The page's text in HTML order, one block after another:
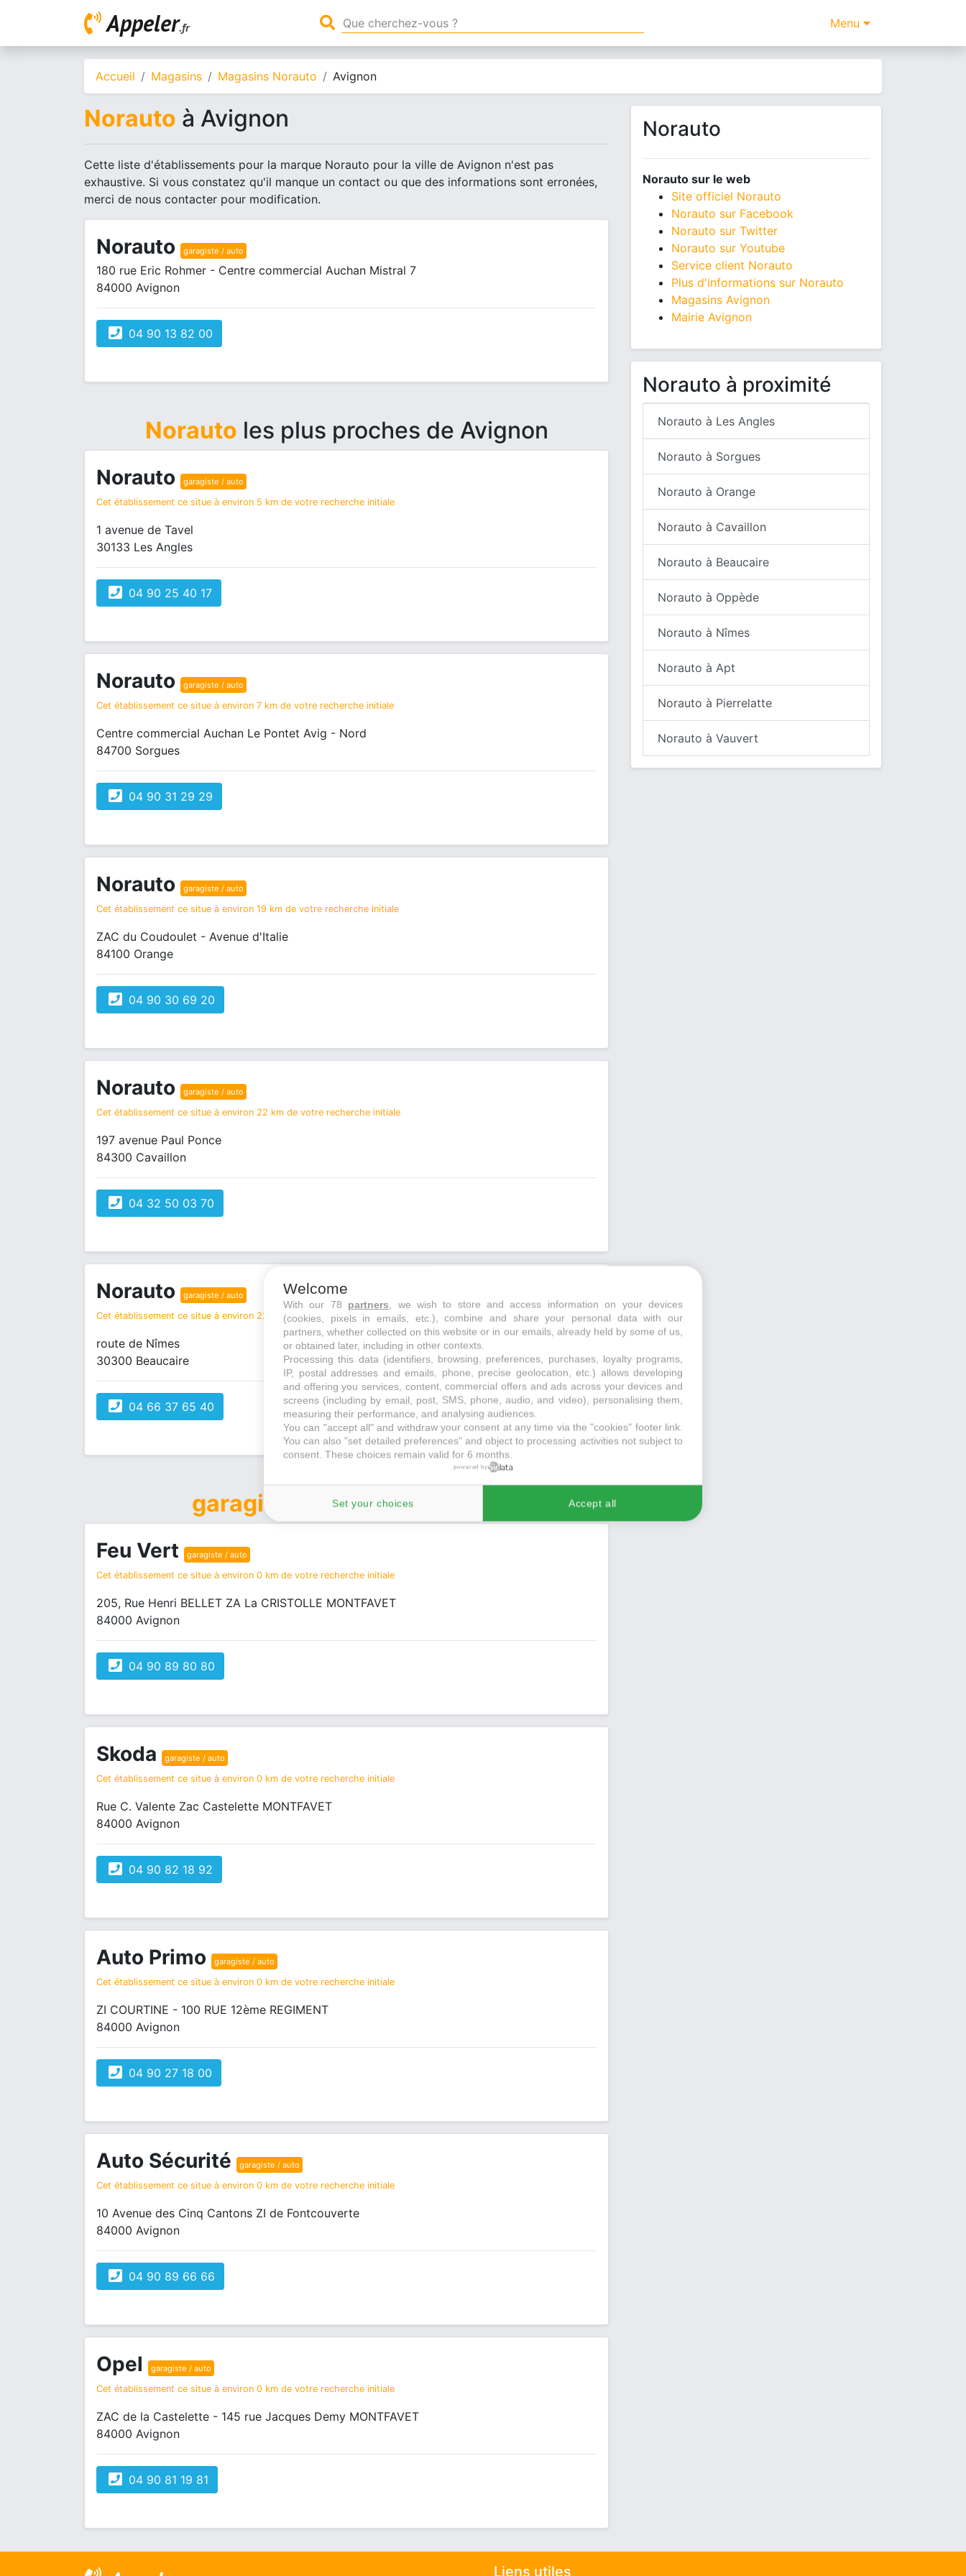
Appeler.fr Menu
Accueil Magasins Magasins Norauto Avignon
Norauto à Avignon
Cette liste d'établissements pour la marque Norauto pour la ville de Avignon n'est pas
exhaustive. Si vous constatez qu'il manque un contact ou que des informations sont erronées,
merci de nous contacter pour modification.
Norauto garagiste / auto
180 rue Eric Rohmer - Centre commercial Auchan Mistral 7
84000 Avignon
04 90 13 82 00
Norauto les plus proches de Avignon
Norauto garagiste / auto
Cet établissement ce situe à environ 5 km de votre recherche initiale
1 avenue de Tavel
30133 Les Angles
04 90 25 40 17
Norauto garagiste / auto
Cet établissement ce situe à environ 7 km de votre recherche initiale
Centre commercial Auchan Le Pontet Avig - Nord
84700 Sorgues
04 90 31 29 29
Norauto garagiste / auto
Cet établissement ce situe à environ 19 km de votre recherche initiale
ZAC du Coudoulet - Avenue d'Italie
84100 Orange
04 90 30 69 20
Norauto garagiste / auto
Cet établissement ce situe à environ 22 km de votre recherche initiale
197 avenue Paul Ponce
84300 Cavaillon
04 32 50 03 70
Norauto garagiste / auto
Cet établissement ce situe à environ 22 km de votre recherche initiale
route de Nîmes
30300 Beaucaire
04 66 37 65 40
garagiste / autojuste à côté
Feu Vert garagiste / auto
Cet établissement ce situe à environ 0 km de votre recherche initiale
205, Rue Henri BELLET ZA La CRISTOLLE MONTFAVET
84000 Avignon
04 90 89 80 80
Skoda garagiste / auto
Cet établissement ce situe à environ 0 km de votre recherche initiale
Rue C. Valente Zac Castelette MONTFAVET
84000 Avignon
04 90 82 18 92
Auto Primo garagiste / auto
Cet établissement ce situe à environ 0 km de votre recherche initiale
ZI COURTINE - 100 RUE 12ème REGIMENT
84000 Avignon
04 90 27 18 00
Auto Sécurité garagiste / auto
Cet établissement ce situe à environ 0 km de votre recherche initiale
10 Avenue des Cinq Cantons ZI de Fontcouverte
84000 Avignon
04 90 89 66 66
Opel garagiste / auto
Cet établissement ce situe à environ 0 km de votre recherche initiale
ZAC de la Castelette - 145 rue Jacques Demy MONTFAVET
84000 Avignon
04 90 81 19 81
Norauto
Norauto sur le web
Site officiel Norauto
Norauto sur Facebook
Norauto sur Twitter
Norauto sur Youtube
Service client Norauto
Plus d'informations sur Norauto
Magasins Avignon
Mairie Avignon
Norauto à proximité
Norauto à Les Angles
Norauto à Sorgues
Norauto à Orange
Norauto à Cavaillon
Norauto à Beaucaire
Norauto à Oppède
Norauto à Nîmes
Norauto à Apt
Norauto à Pierrelatte
Norauto à Vauvert
Liens utiles
Welcome
With our 78 partners , we wish to store and access information on your devices
(cookies, pixels in emails, etc.), combine and share your personal data with our
partners, whether collected on this website or in our emails, already held by some of us,
or obtained later, including in other contexts.
Processing this data (identifiers, browsing, preferences, purchases, loyalty programs,
IP, postal addresses and emails, phone, precise geolocation, etc.) allows developing
and offering you services, content, commercial offers and ads across your devices and
screens (including by email, post, SMS, phone, audio, and video), personalising them,
measuring their performance, and analysing audiences.
You can "accept all" and withdraw your consent at any time via the "cookies" footer link.
You can also "set detailed preferences" and object to processing activities not subject to
consent. These choices remain valid for 6 months.
powered by
Set your choices Accept all